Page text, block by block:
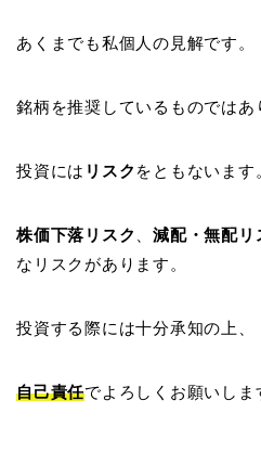
あくまでも私個人の見解です。
銘柄を推奨しているものではあ
投資には リスク をともないます
株価下落リスク 、減配・無配リ
なリスクがあります。
投資する際には十分承知の上、
自己責任でよろしくお願いしま